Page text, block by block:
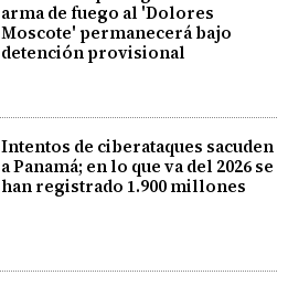
arma de fuego al 'Dolores
Moscote' permanecerá bajo
detención provisional
Intentos de ciberataques sacuden
a Panamá; en lo que va del 2026 se
han registrado 1.900 millones